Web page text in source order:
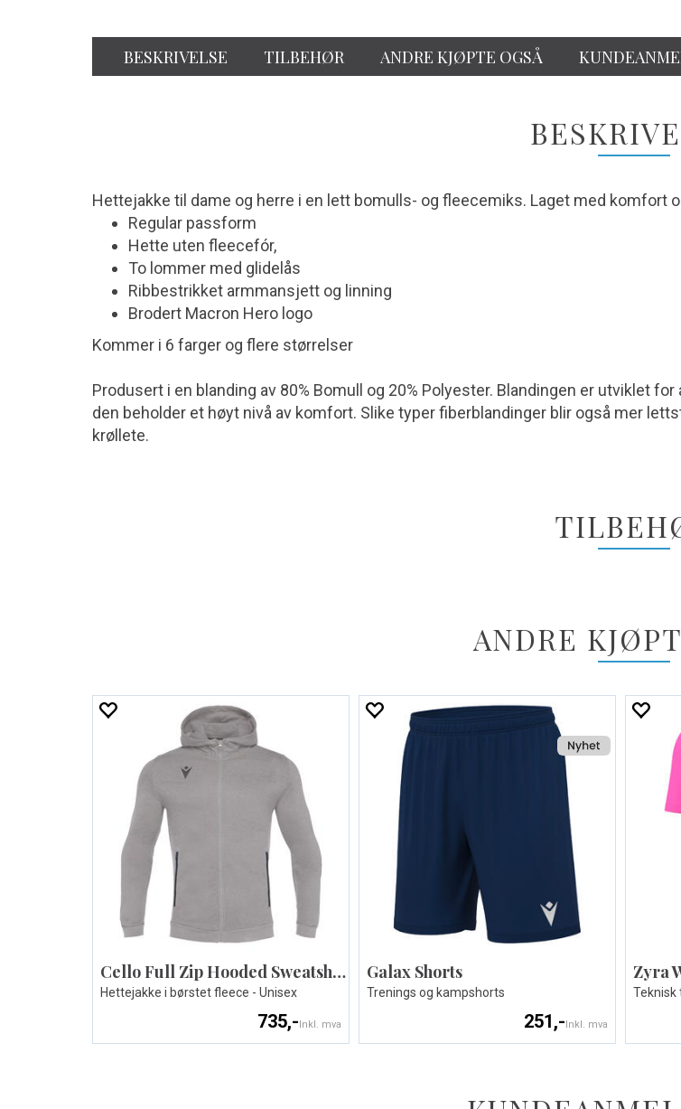
BESKRIVELSE TILBEHØR ANDRE KJØPTE OGSÅ
Hettejakke til dame og herre i en lett bomulls- og fleecemiks. Laget med komfort
Regular passform
Hette uten fleecefór,
To lommer med glidelås
Ribbestrikket armmansjett og linning
Brodert Macron Hero logo
Kommer i 6 farger og flere størrelser
Produsert i en blanding av 80% Bomull og 20% Polyester. Blandingen er utviklet
den beholder et høyt nivå av komfort. Slike typer fiberblandinger blir også mer
krøllete.
ANDRE
Cello Full Zip Hooded Sweatshirt
Hettejakke i børstet fleece - Unisex
735,-Inkl. mva
Galax Shorts
Trenings og kampshorts
251,-Inkl. mva
Zyra
Teknisk